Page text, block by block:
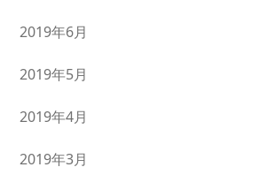
2019年6月
2019年5月
2019年4月
2019年3月